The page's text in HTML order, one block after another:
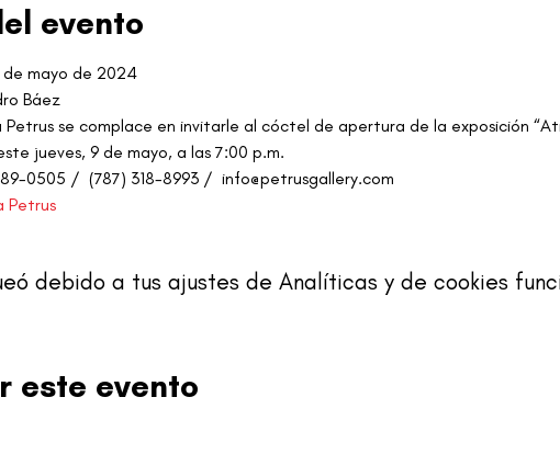
evento
mayo de 2024
Báez
Petrus se complace en invitarle al cóctel de apertura de la exposición
jueves, 9 de mayo, a las 7:00 p.m.
0505 /  (787) 318-8993 /  info@petrusgallery.com
Petrus
debido a tus ajustes de Analíticas y de cookies
este evento